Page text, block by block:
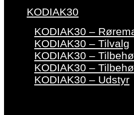
KODIAK30
KODIAK30 –
KODIAK30 – Tilvalg
KODIAK30 –
KODIAK30 –
KODIAK30 – Udstyr